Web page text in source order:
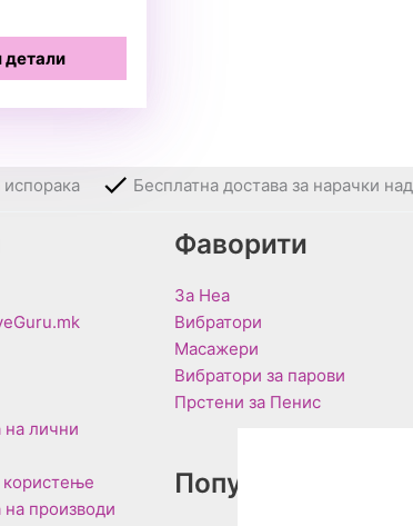
детали
Бесплатна достава за нарачки
на лични
користење
на производи
Фаворити
За Неа
Вибратори
Масажери
Вибратори за парови
Прстени за Пенис
Популарни